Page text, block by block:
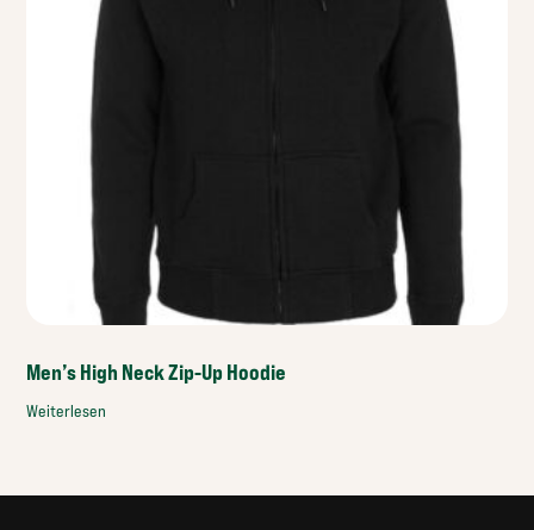
Men’s High Neck Zip-Up Hoodie
Weiterlesen